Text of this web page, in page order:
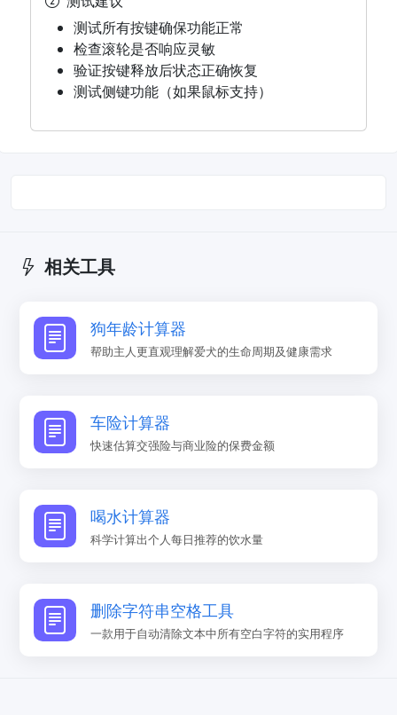
测试所有按键确保功能正常
检查滚轮是否响应灵敏
验证按键释放后状态正确恢复
测试侧键功能（如果鼠标支持）
相关工具
狗年龄计算器
帮助主人更直观理解爱犬的生命周期及健康需求
车险计算器
快速估算交强险与商业险的保费金额
喝水计算器
科学计算出个人每日推荐的饮水量
删除字符串空格工具
一款用于自动清除文本中所有空白字符的实用程序